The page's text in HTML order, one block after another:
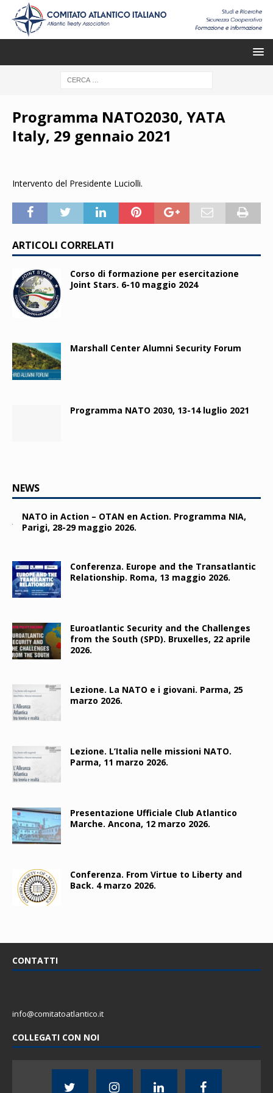
Programma NATO2030, YATA
Italy, 29 gennaio 2021
Intervento del Presidente Luciolli.
ARTICOLI CORRELATI
Corso di formazione per esercitazione
Joint Stars. 6-10 maggio 2024
Marshall Center Alumni Security Forum
Programma NATO 2030, 13-14 luglio 2021
NEWS
NATO in Action – OTAN en Action. Programma NIA,
Parigi, 28-29 maggio 2026.
Conferenza. Europe and the Transatlantic
Relationship. Roma, 13 maggio 2026.
Euroatlantic Security and the Challenges
from the South (SPD). Bruxelles, 22 aprile
2026.
Lezione. La NATO e i giovani. Parma, 25
marzo 2026.
Lezione. L’Italia nelle missioni NATO.
Parma, 11 marzo 2026.
Presentazione Ufficiale Club Atlantico
Marche. Ancona, 12 marzo 2026.
Conferenza. From Virtue to Liberty and
Back. 4 marzo 2026.
CONTATTI
info@comitatoatlantico.it
COLLEGATI CON NOI